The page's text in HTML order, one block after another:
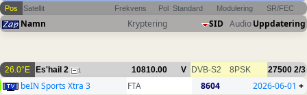
Pos Satellit Frekvens Pol Standard Modulering SR/FEC
Namn Kryptering SID AudioUppdatering
26.0°E Es'hail 2 1 10810.00 V DVB-S2 8PSK 27500 2/3
beIN Sports Xtra 3 FTA 8604 2026-06-01 +